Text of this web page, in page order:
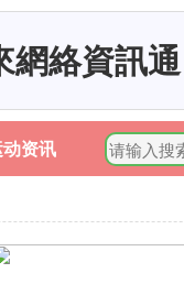
網絡資訊通
资讯